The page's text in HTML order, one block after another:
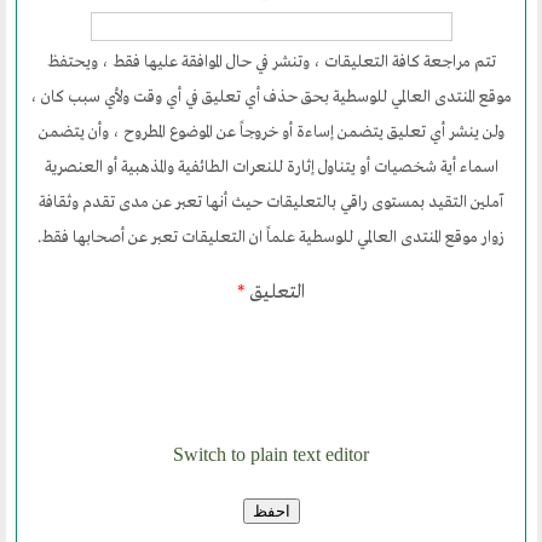
إنجليزية
تتم مراجعة كافة التعليقات ، وتنشر في حال الموافقة عليها فقط ، ويحتفظ
موقع المنتدى العالمي للوسطية بحق حذف أي تعليق في أي وقت ولأي سبب كان ،
ولن ينشر أي تعليق يتضمن إساءة أو خروجاً عن الموضوع المطروح ، وأن يتضمن
اسماء أية شخصيات أو يتناول إثارة للنعرات الطائفية والمذهبية أو العنصرية
آملين التقيد بمستوى راقي بالتعليقات حيث أنها تعبر عن مدى تقدم وثقافة
زوار موقع المنتدى العالمي للوسطية علماً ان التعليقات تعبر عن أصحابها فقط.
التعليق *
Switch to plain text editor